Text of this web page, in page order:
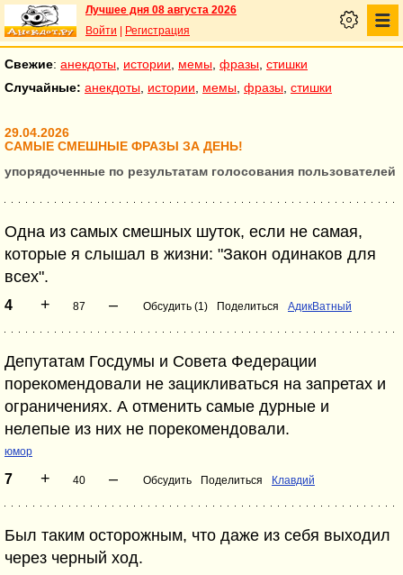
Лучшее дня 08 августа 2026
Войти
Регистрация
Свежие: анекдоты истории мемы фразы стишки
Случайные: анекдоты истории мемы фразы стишки
29.04.2026
САМЫЕ СМЕШНЫЕ ФРАЗЫ ЗА ДЕНЬ!
упорядоченные по результатам голосования пользователей
Одна из самых смешных шуток, если не самая,
которые я слышал в жизни: "Закон одинаков для
всех".
4 + 87 – Обсудить (1) Поделиться АдикВатный
Депутатам Госдумы и Совета Федерации
порекомендовали не зацикливаться на запретах и
ограничениях. А отменить самые дурные и
нелепые из них не порекомендовали.
юмор
7 + 40 – Обсудить Поделиться Клавдий
Был таким осторожным, что даже из себя выходил
через черный ход.